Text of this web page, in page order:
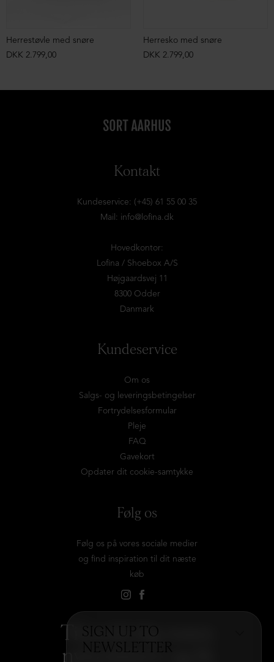
SIGN UP TO
Herrestøvle med snøre
DKK 2.799,00
Herresko med snøre
DKK 2.799,00
Kontakt
Kundeservice: (+45) 61 55 00 35
Mail: info@lofina.dk
Hovedkontor:
Lofina / Shoebox A/S
Højgaardsvej 11
8300 Odder
Danmark
Kundeservice
Om os
Salgs- og leveringsbetingelser
Fortrydelsesformular
Pleje
FAQ
Gavekort
Opdater dit cookie-samtykke
Følg os
Følg os på vores sociale medier
og find inspiration til dit næste
køb
Tilmeld dig vores
nyhedsbrev og få